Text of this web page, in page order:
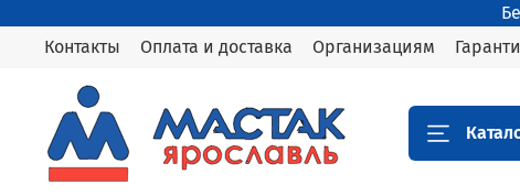
Контакты
Оплата и доставка Организациям